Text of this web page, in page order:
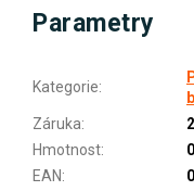
Parametry
Kategorie:
Záruka:
Hmotnost:
EAN: